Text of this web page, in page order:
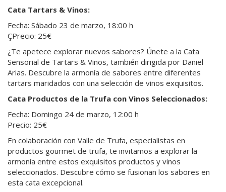
Cata Tartars & Vinos:
Fecha: Sábado 23 de marzo, 18:00 h
ÇPrecio: 25€
¿Te apetece explorar nuevos sabores? Únete a la Cata
Sensorial de Tartars & Vinos, también dirigida por Daniel
Arias. Descubre la armonía de sabores entre diferentes
tartars maridados con una selección de vinos exquisitos.
Cata Productos de la Trufa con Vinos Seleccionados:
Fecha: Domingo 24 de marzo, 12:00 h
Precio: 25€
En colaboración con Valle de Trufa, especialistas en
productos gourmet de trufa, te invitamos a explorar la
armonía entre estos exquisitos productos y vinos
seleccionados. Descubre cómo se fusionan los sabores en
esta cata excepcional.